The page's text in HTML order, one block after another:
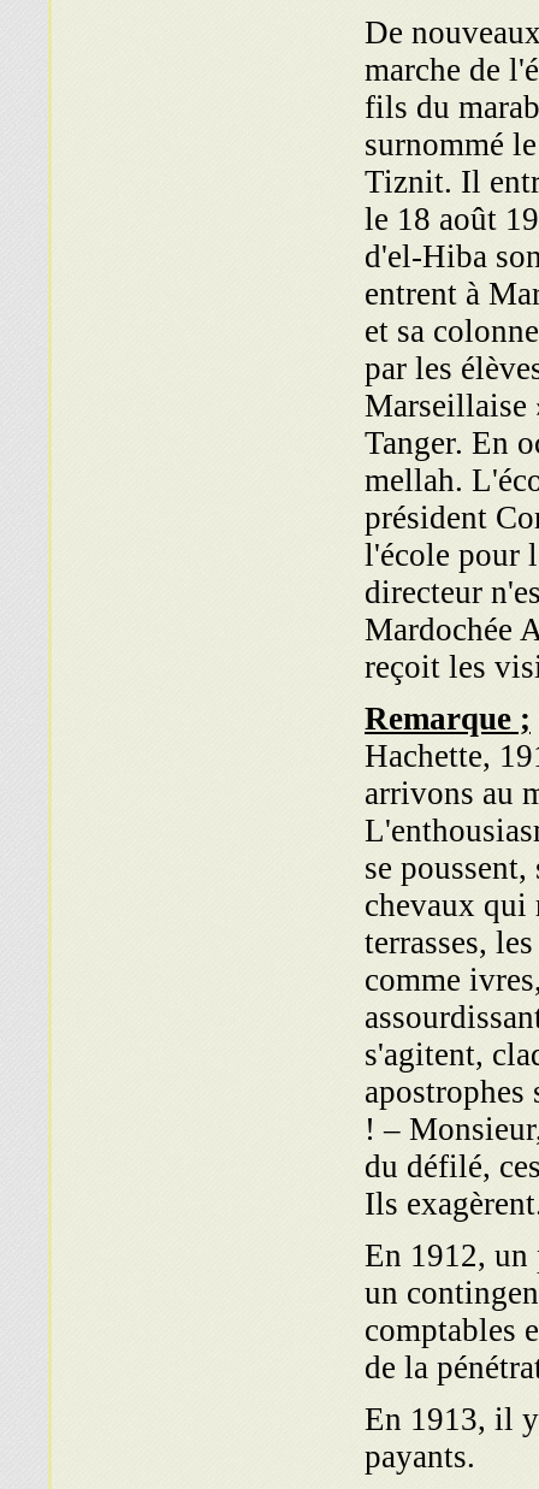
De
marche de
fils du
surnommé
Tiznit. Il
le 18 août
d'el-Hiba
entrent à
et sa
par les
Marseillaise
Tanger. En
mellah.
président
l'école pour
directeur
Mardochée
reçoit les
Remarque ;
Hachette,
arrivons au
se
chevaux qui
terrasses,
comme
s'agitent,
! –
du défilé,
Ils
En 1912,
un
comptables
de la
En 1913, il
payants.